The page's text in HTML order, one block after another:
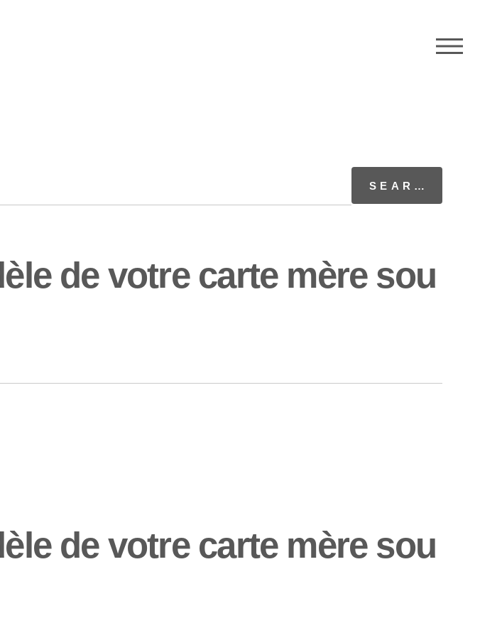
de votre carte mère sou
de votre carte mère sou